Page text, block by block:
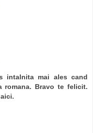
intalnita mai ales cand
romana. Bravo te felicit.